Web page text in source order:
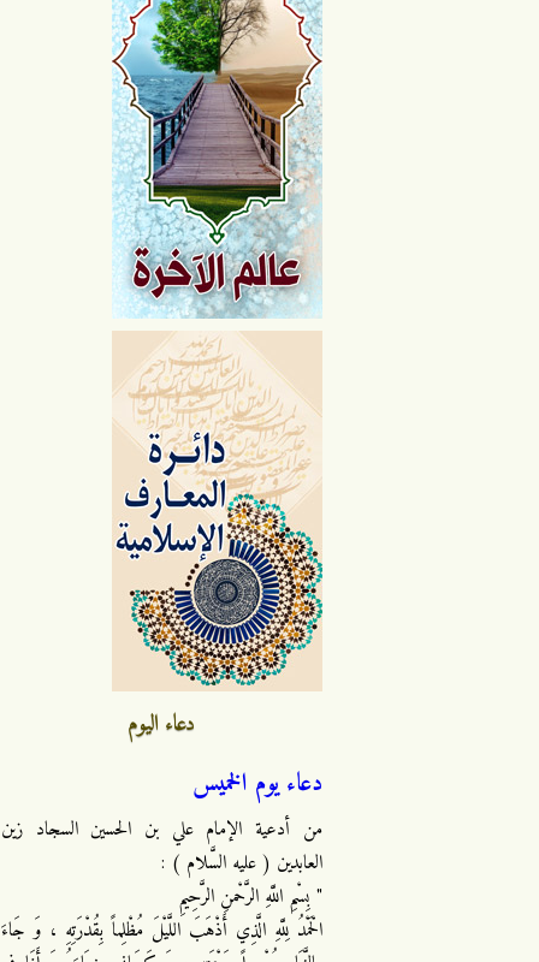
دعاء اليوم
دعاء يوم الخميس
من أدعية الإمام علي بن الحسين السجاد زين
العابدين ( عليه السَّلام ) :
" بِسْمِ اللَّهِ الرَّحْمنِ الرَّحِيمِ
الْحَمْدُ لِلَّهِ الَّذِي أَذْهَبَ اللَّيْلَ مُظْلِماً بِقُدْرَتِهِ ، وَ جَاءَ